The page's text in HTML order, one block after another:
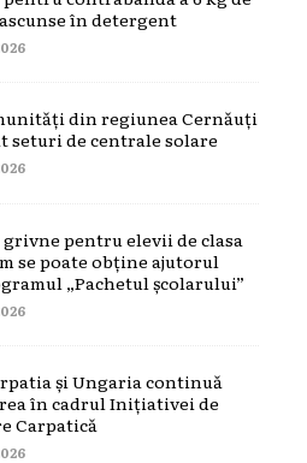
în detergent
din regiunea Cernăuți
seturi de centrale solare
grivne pentru elevii de clasa
se poate obține ajutorul
„Pachetul școlarului”
și Ungaria continuă
în cadrul Inițiativei de
Carpatică